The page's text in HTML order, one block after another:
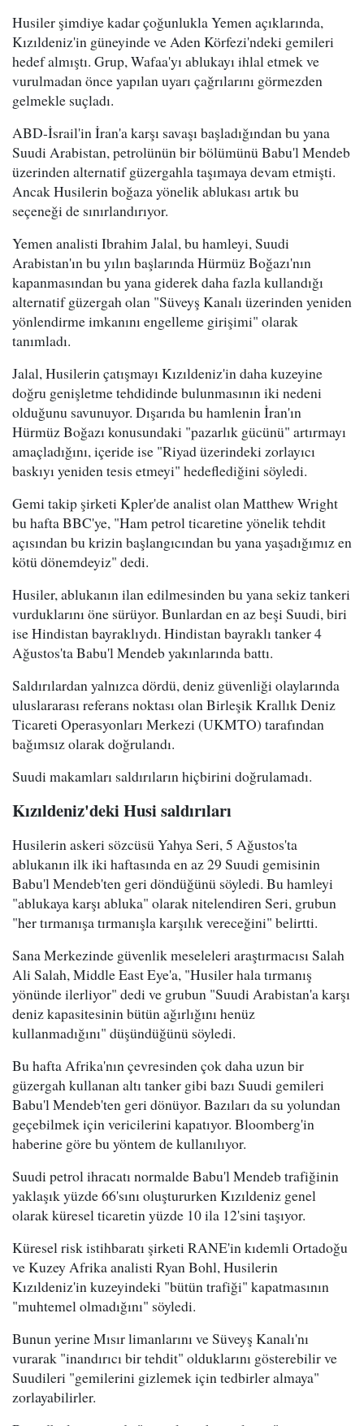
Husiler şimdiye kadar çoğunlukla Yemen açıklarında,
Kızıldeniz'in güneyinde ve Aden Körfezi'ndeki gemileri
hedef almıştı. Grup, Wafaa'yı ablukayı ihlal etmek ve
vurulmadan önce yapılan uyarı çağrılarını görmezden
gelmekle suçladı.
ABD-İsrail'in İran'a karşı savaşı başladığından bu yana
Suudi Arabistan, petrolünün bir bölümünü Babu'l Mendeb
üzerinden alternatif güzergahla taşımaya devam etmişti.
Ancak Husilerin boğaza yönelik ablukası artık bu
seçeneği de sınırlandırıyor.
Yemen analisti Ibrahim Jalal, bu hamleyi, Suudi
Arabistan'ın bu yılın başlarında Hürmüz Boğazı'nın
kapanmasından bu yana giderek daha fazla kullandığı
alternatif güzergah olan "Süveyş Kanalı üzerinden yeniden
yönlendirme imkanını engelleme girişimi" olarak
tanımladı.
Jalal, Husilerin çatışmayı Kızıldeniz'in daha kuzeyine
doğru genişletme tehdidinde bulunmasının iki nedeni
olduğunu savunuyor. Dışarıda bu hamlenin İran'ın
Hürmüz Boğazı konusundaki "pazarlık gücünü" artırmayı
amaçladığını, içeride ise "Riyad üzerindeki zorlayıcı
baskıyı yeniden tesis etmeyi" hedeflediğini söyledi.
Gemi takip şirketi Kpler'de analist olan Matthew Wright
bu hafta BBC'ye, "Ham petrol ticaretine yönelik tehdit
açısından bu krizin başlangıcından bu yana yaşadığımız en
kötü dönemdeyiz" dedi.
Husiler, ablukanın ilan edilmesinden bu yana sekiz tankeri
vurduklarını öne sürüyor. Bunlardan en az beşi Suudi, biri
ise Hindistan bayraklıydı. Hindistan bayraklı tanker 4
Ağustos'ta Babu'l Mendeb yakınlarında battı.
Saldırılardan yalnızca dördü, deniz güvenliği olaylarında
uluslararası referans noktası olan Birleşik Krallık Deniz
Ticareti Operasyonları Merkezi (UKMTO) tarafından
bağımsız olarak doğrulandı.
Suudi makamları saldırıların hiçbirini doğrulamadı.
Kızıldeniz'deki Husi saldırıları
Husilerin askeri sözcüsü Yahya Seri, 5 Ağustos'ta
ablukanın ilk iki haftasında en az 29 Suudi gemisinin
Babu'l Mendeb'ten geri döndüğünü söyledi. Bu hamleyi
"ablukaya karşı abluka" olarak nitelendiren Seri, grubun
"her tırmanışa tırmanışla karşılık vereceğini" belirtti.
Sana Merkezinde güvenlik meseleleri araştırmacısı Salah
Ali Salah, Middle East Eye'a, "Husiler hala tırmanış
yönünde ilerliyor" dedi ve grubun "Suudi Arabistan'a karşı
deniz kapasitesinin bütün ağırlığını henüz
kullanmadığını" düşündüğünü söyledi.
Bu hafta Afrika'nın çevresinden çok daha uzun bir
güzergah kullanan altı tanker gibi bazı Suudi gemileri
Babu'l Mendeb'ten geri dönüyor. Bazıları da su yolundan
geçebilmek için vericilerini kapatıyor. Bloomberg'in
haberine göre bu yöntem de kullanılıyor.
Suudi petrol ihracatı normalde Babu'l Mendeb trafiğinin
yaklaşık yüzde 66'sını oluştururken Kızıldeniz genel
olarak küresel ticaretin yüzde 10 ila 12'sini taşıyor.
Küresel risk istihbaratı şirketi RANE'in kıdemli Ortadoğu
ve Kuzey Afrika analisti Ryan Bohl, Husilerin
Kızıldeniz'in kuzeyindeki "bütün trafiği" kapatmasının
"muhtemel olmadığını" söyledi.
Bunun yerine Mısır limanlarını ve Süveyş Kanalı'nı
vurarak "inandırıcı bir tehdit" olduklarını gösterebilir ve
Suudileri "gemilerini gizlemek için tedbirler almaya"
zorlayabilirler.